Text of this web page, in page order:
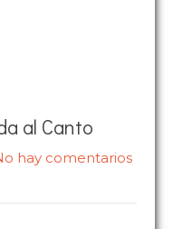
al Canto
hay comentarios